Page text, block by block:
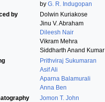
byG. R. Indugopan
by
Dolwin Kuriakose
Jinu V. Abraham
Dileesh Nair
Vikram Mehra
Siddharth Anand Kumar
Prithviraj Sukumaran
Asif Ali
Aparna Balamurali
Anna Ben
Jomon T. John